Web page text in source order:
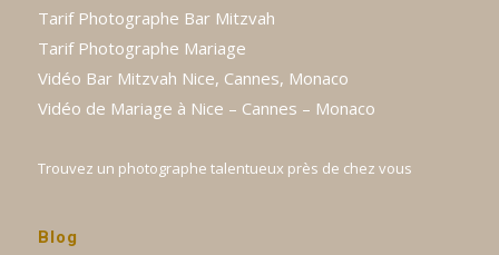
Tarif Photographe Bar Mitzvah
Tarif Photographe Mariage
Vidéo Bar Mitzvah Nice, Cannes, Monaco
Vidéo de Mariage à Nice – Cannes – Monaco
Trouvez un photographe talentueux près de chez vous
Blog